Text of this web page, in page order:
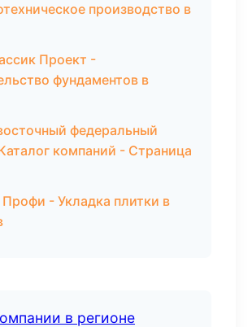
производство в
Проект -
фундаментов в
федеральный
компаний - Страница
- Укладка плитки в
в регионе